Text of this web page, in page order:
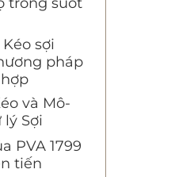
sợi
pháp
và Mô-
Sợi
PVA 1799
tiến